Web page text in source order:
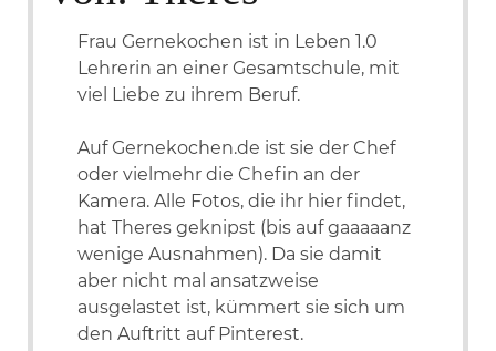
Frau Gernekochen ist in Leben 1.0
Lehrerin an einer Gesamtschule, mit
viel Liebe zu ihrem Beruf.
Auf Gernekochen.de ist sie der Chef
oder vielmehr die Chefin an der
Kamera. Alle Fotos, die ihr hier findet,
hat Theres geknipst (bis auf gaaaaanz
wenige Ausnahmen). Da sie damit
aber nicht mal ansatzweise
ausgelastet ist, kümmert sie sich um
den Auftritt auf Pinterest.